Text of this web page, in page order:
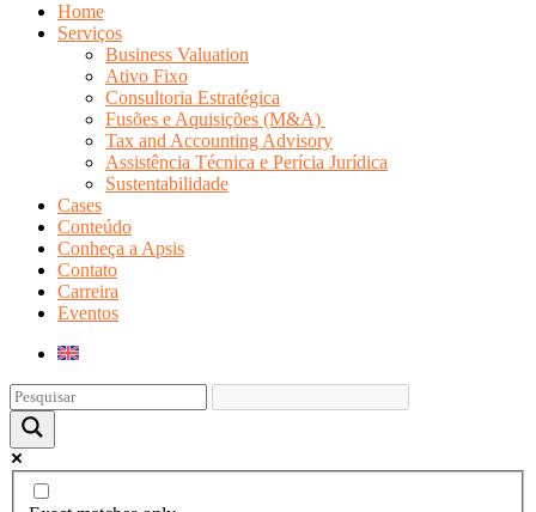
Home
Serviços
Business Valuation
Ativo Fixo
Consultoria Estratégica
Fusões e Aquisições (M&A)
Tax and Accounting Advisory
Assistência Técnica e Perícia Jurídica
Sustentabilidade
Cases
Conteúdo
Conheça a Apsis
Contato
Carreira
Eventos